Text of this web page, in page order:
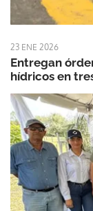
23 ENE 2026
Entregan
hídricos en